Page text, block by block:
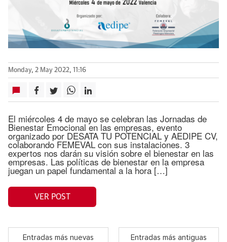
Monday, 2 May 2022, 11:16
El miércoles 4 de mayo se celebran las Jornadas de
Bienestar Emocional en las empresas, evento
organizado por DESATA TU POTENCIAL y AEDIPE CV,
colaborando FEMEVAL con sus instalaciones. 3
expertos nos darán su visión sobre el bienestar en las
empresas. Las políticas de bienestar en la empresa
juegan un papel fundamental a la hora […]
VER POST
Entradas más nuevas Entradas más antiguas